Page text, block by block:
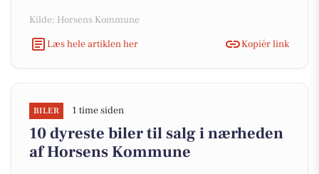
Kilde: Horsens Kommune
Læs hele artiklen her
Kopiér link
BILER 1 time siden
10 dyreste biler til salg i nærheden
af Horsens Kommune